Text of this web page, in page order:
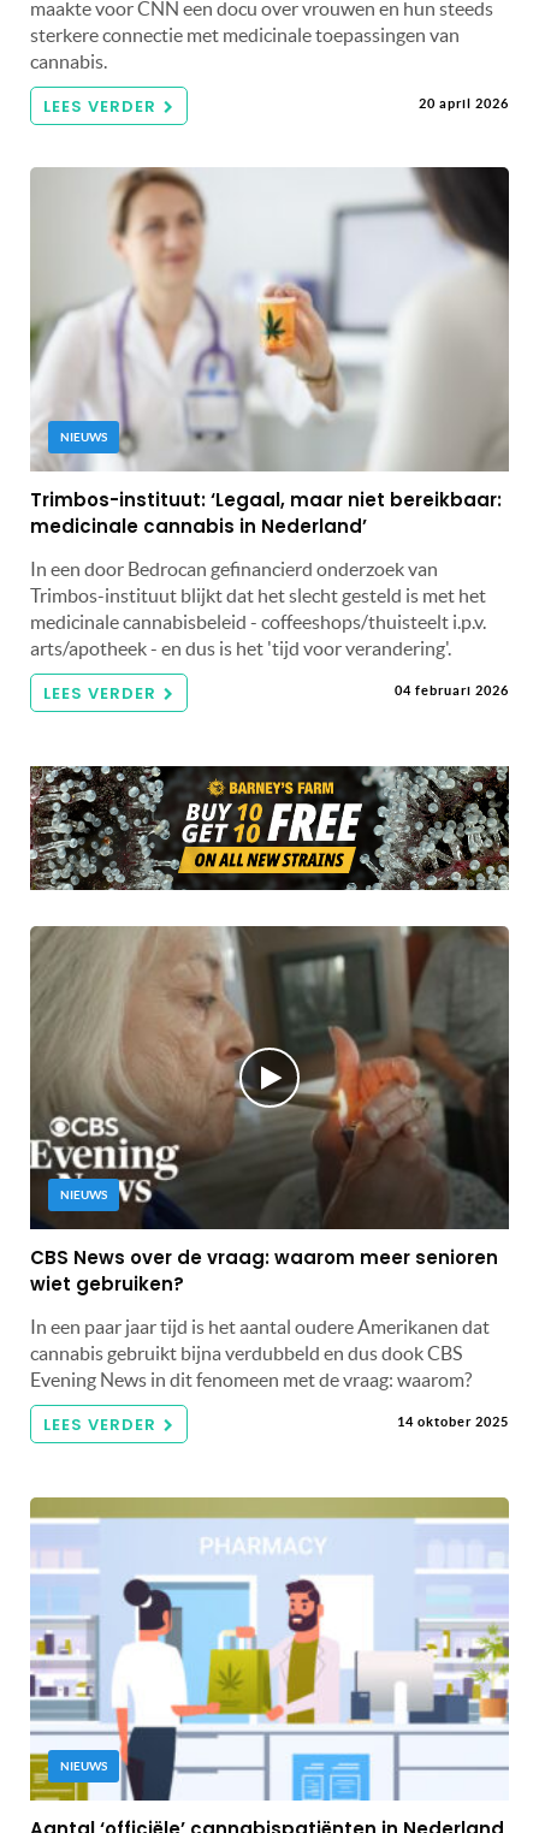
maakte voor CNN een docu over vrouwen en hun steeds
sterkere connectie met medicinale toepassingen van
cannabis.
LEES VERDER 20 april 2026
NIEUWS
Trimbos-instituut: ‘Legaal, maar niet bereikbaar:
medicinale cannabis in Nederland’
In een door Bedrocan gefinancierd onderzoek van
Trimbos-instituut blijkt dat het slecht gesteld is met het
medicinale cannabisbeleid - coffeeshops/thuisteelt i.p.v.
arts/apotheek - en dus is het 'tijd voor verandering'.
LEES VERDER 04 februari 2026
NIEUWS
CBS News over de vraag: waarom meer senioren
wiet gebruiken?
In een paar jaar tijd is het aantal oudere Amerikanen dat
cannabis gebruikt bijna verdubbeld en dus dook CBS
Evening News in dit fenomeen met de vraag: waarom?
LEES VERDER 14 oktober 2025
NIEUWS